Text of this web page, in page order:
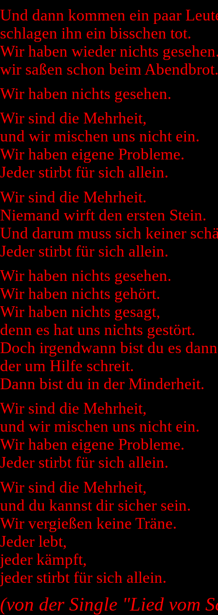
Und dann kommen ein paar
schlagen ihn ein bisschen tot.
Wir haben wieder nichts
wir saßen schon beim Abendbrot.
Wir haben nichts gesehen.
Wir sind die Mehrheit,
und wir mischen uns nicht ein.
Wir haben eigene Probleme.
Jeder stirbt für sich allein.
Wir sind die Mehrheit.
Niemand wirft den ersten Stein.
Und darum muss sich keiner
Jeder stirbt für sich allein.
Wir haben nichts gesehen.
Wir haben nichts gehört.
Wir haben nichts gesagt,
denn es hat uns nichts gestört.
Doch irgendwann bist du es
der um Hilfe schreit.
Dann bist du in der Minderheit.
Wir sind die Mehrheit,
und wir mischen uns nicht ein.
Wir haben eigene Probleme.
Jeder stirbt für sich allein.
Wir sind die Mehrheit,
und du kannst dir sicher sein.
Wir vergießen keine Träne.
Jeder lebt,
jeder kämpft,
jeder stirbt für sich allein.
(von der Single "Lied vom